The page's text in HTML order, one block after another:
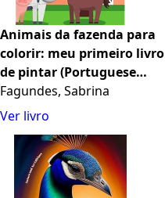
Animais da fazenda para
colorir: meu primeiro livro
de pintar (Portuguese
Edition)
Fagundes, Sabrina
Ver livro